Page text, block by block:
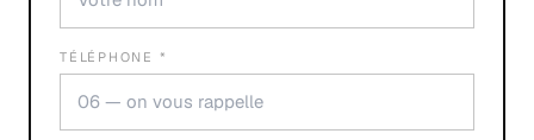
TÉLÉPHONE *